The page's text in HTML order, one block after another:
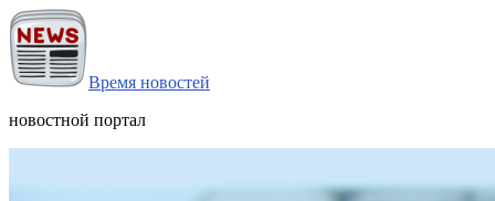
Время новостей
новостной портал